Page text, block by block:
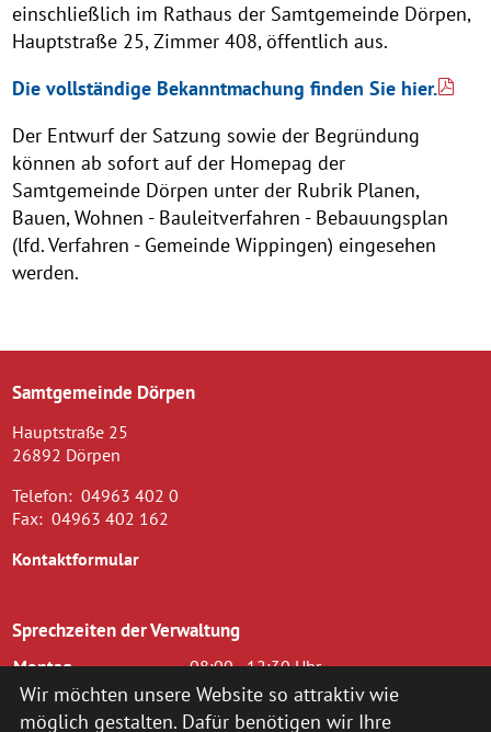
einschließlich im Rathaus der Samtgemeinde Dörpen,
Hauptstraße 25, Zimmer 408, öffentlich aus.
Die vollständige Bekanntmachung finden Sie hier.
Der Entwurf der Satzung sowie der Begründung
können ab sofort auf der Homepag der
Samtgemeinde Dörpen unter der Rubrik Planen,
Bauen, Wohnen - Bauleitverfahren - Bebauungsplan
(lfd. Verfahren - Gemeinde Wippingen) eingesehen
werden.
Samtgemeinde Dörpen
Hauptstraße 25
26892 Dörpen
Telefon: 04963 402 0
Fax: 04963 402 162
Kontaktformular
Sprechzeiten der Verwaltung
Montag
08:00 - 12:30 Uhr
Dienstag
08.00 - 12.30 Uhr und 14.00 - 16.00
Uhr
Wir möchten unsere Website so attraktiv wie
möglich gestalten. Dafür benötigen wir Ihre